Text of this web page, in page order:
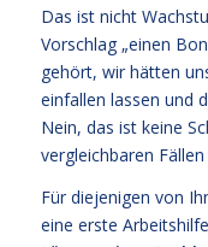
Das ist nicht
Vorschlag „einen
gehört, wir hätten
einfallen lassen und
Nein, das ist keine
vergleichbaren
Für diejenigen von
eine erste